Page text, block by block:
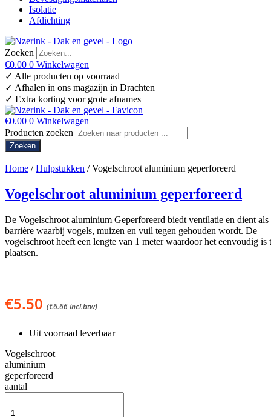
Isolatie
Afdichting
Zoeken
€0.00 0 Winkelwagen
✓ Alle producten op voorraad
✓ Afhalen in ons magazijn in Drachten
✓ Extra korting voor grote afnames
€0.00 0 Winkelwagen
Producten zoeken
Zoeken
Home /Hulpstukken / Vogelschroot aluminium geperforeerd
Vogelschroot aluminium geperforeerd
De Vogelschroot aluminium Geperforeerd biedt ventilatie en dient als
barrière waarbij vogels, muizen en vuil tegen gehouden wordt. De
vogelschroot heeft een lengte van 1 meter waardoor het eenvoudig is
plaatsen.
€5.50 (€6.66incl.btw)
Uit voorraad leverbaar
Vogelschroot
aluminium
geperforeerd
aantal